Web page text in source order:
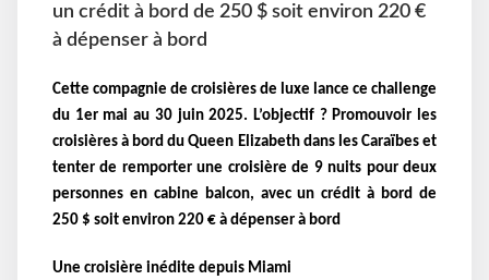
un crédit à bord de 250 $ soit environ 220 €
à dépenser à bord
Cette compagnie de croisières de luxe lance ce challenge
du 1er mai au 30 juin 2025. L’objectif ? Promouvoir les
croisières à bord du Queen Elizabeth dans les Caraïbes et
tenter de remporter une croisière de 9 nuits pour deux
personnes en cabine balcon, avec un crédit à bord de
250 $ soit environ 220 € à dépenser à bord
Une croisière inédite depuis Miami